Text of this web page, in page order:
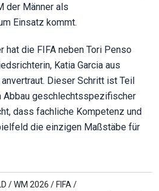
der Männer als
Einsatz kommt.
hat die FIFA neben Tori Penso
Katia Garcia aus
Dieser Schritt ist Teil
Abbau geschlechtsspezifischer
dass fachliche Kompetenz und
die einzigen Maßstäbe für
/WM 2026 / FIFA /